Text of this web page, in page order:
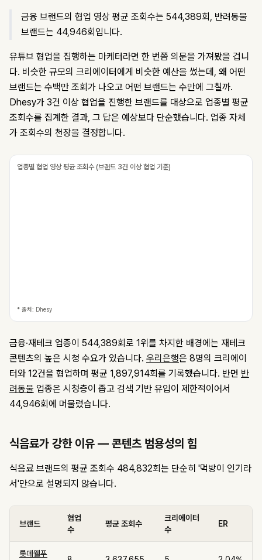
금융 브랜드의 협업 영상 평균 조회수는 544,389회, 반려동물
브랜드는 44,946회입니다.
유튜브 협업을 집행하는 마케터라면 한 번쯤 의문을 가져봤을 겁니
다. 비슷한 규모의 크리에이터에게 비슷한 예산을 썼는데, 왜 어떤
브랜드는 수백만 조회가 나오고 어떤 브랜드는 수만에 그칠까.
Dhesy가 3건 이상 협업을 진행한 브랜드를 대상으로 업종별 평균
조회수를 집계한 결과, 그 답은 예상보다 단순했습니다. 업종 자체
가 조회수의 천장을 결정합니다.
업종별 협업 영상 평균 조회수 (브랜드 3건 이상 협업 기준)
* 출처: Dhesy
금융·재테크 업종이 544,389회로 1위를 차지한 배경에는 재테크
콘텐츠의 높은 시청 수요가 있습니다. 우리은행은 8명의 크리에이
터와 12건을 협업하며 평균 1,897,914회를 기록했습니다. 반면 반
려동물 업종은 시청층이 좁고 검색 기반 유입이 제한적이어서
44,946회에 머물렀습니다.
식음료가 강한 이유 — 콘텐츠 범용성의 힘
식음료 브랜드의 평균 조회수 484,832회는 단순히 '먹방이 인기라
서'만으로 설명되지 않습니다.
브랜드
협업
수
평균 조회수
크리에이터
수
ER
롯데웰푸